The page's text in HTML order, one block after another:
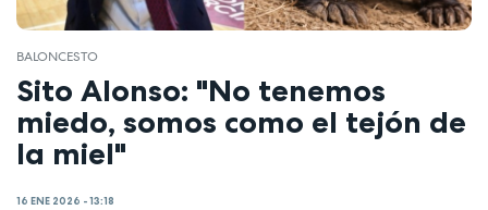
BALONCESTO
Sito Alonso: "No tenemos
miedo, somos como el tejón de
la miel"
16 ENE 2026 - 13:18